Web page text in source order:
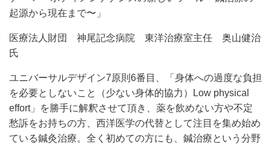
起源から現在まで〜」
医療法人財団 神尾記念病院 東洋治療室主任 奥山健治
氏
ユニバーサルデザイン7原則6番目、「身体への過度な負担
を必要としないこと（少ない身体的協力）Low physical
effort」を勝手に解釈させて頂き、薬を飲めない方や不定
愁訴をお持ちの方、西洋医学の代替として注目を集め始め
ている鍼灸治療。全く初めての方にも、鍼治療という分野